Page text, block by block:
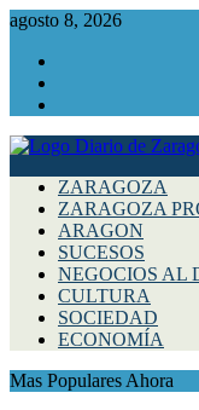
agosto 8, 2026
ZARAGOZA
ZARAGOZA
ARAGON
SUCESOS
NEGOCIOS AL
CULTURA
SOCIEDAD
ECONOMÍA
Mas Populares Ahora